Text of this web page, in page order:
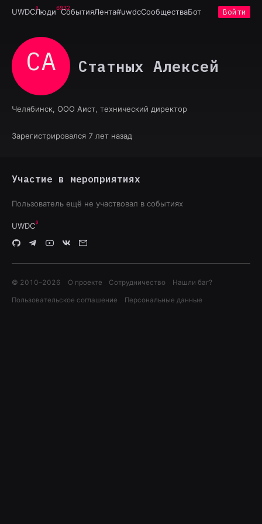
UWDCЛюди6932
СобытияЛента#uwdcСообществаБот Войти
СА Статных Алексей
Челябинск, ООО Аист, технический директор
Зарегистрировался 7 лет назад
Участие в мероприятиях
Пользователь ещё не участвовал в событиях
UWDC
© 2010–2026 О проекте Сотрудничество Нашли баг?
Пользовательское соглашение Персональные данные